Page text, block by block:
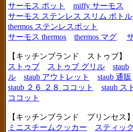
サーモス ポット
miffy サーモス
サーモス ステンレス スリム ボトル
thermos ステンレスポット
サーモス thermos
thermos マグ
【キッチンブランド ストゥブ】
ストゥブ
ストゥブ グリル staub
ル
staub アウトレット
staub 通販
staub ２６ ２８ ココット
staub ス
ココット
【キッチンブランド プリンセス】
ミニスチームクッカー
スティッ